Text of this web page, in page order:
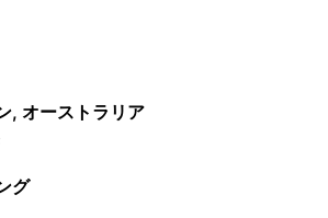
, オーストラリア
グ